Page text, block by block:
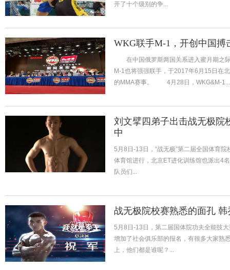
开了十个级别的争...
WKG联手M-1，开创中国搏
在中国俄罗斯两国关系进入蜜月期之
M-1也将强强联手，于2017年6月15日在
的MMA赛事。 4月28日，WKG&M-1...
刘文擘四弟子出击战无极院
中
5月8日-13日，“战无极”第二届全国体育
体育馆进行，北京ET进化训练馆也派出4
队员们...
战无极院校赛熟悉的面孔
5月8日-13日，第二届国体院功夫全能技
增加了社会俱乐部的报名，有很多大家熟
上，他们都是谁呢？...